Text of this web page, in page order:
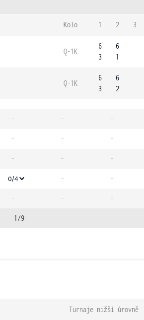
Kolo 1 2 3
Q-1K
6
3
6
1
Q-1K
6
3
6
2
- - -
- - -
- - -
0/4 - -
- - -
1/9 - -
Turnaje nižší úrovně